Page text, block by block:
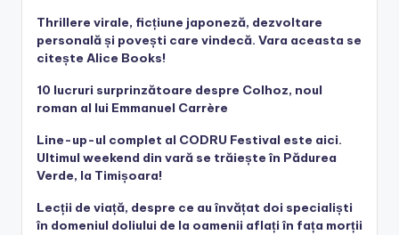
Thrillere virale, ficțiune japoneză, dezvoltare
personală și povești care vindecă. Vara aceasta se
citește Alice Books!
10 lucruri surprinzătoare despre Colhoz, noul
roman al lui Emmanuel Carrère
Line-up-ul complet al CODRU Festival este aici.
Ultimul weekend din vară se trăiește în Pădurea
Verde, la Timișoara!
Lecții de viață, despre ce au învățat doi specialiști
în domeniul doliului de la oamenii aflați în fața morții